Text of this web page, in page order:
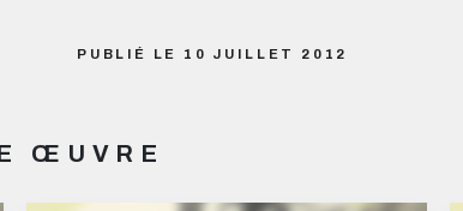
PUBLIÉ LE 10 JUILLET 2012
ŒUVRE